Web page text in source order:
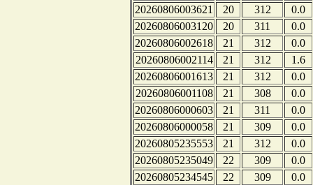
20260806003621
20 312
0.0
20260806003120
20 311
0.0
20260806002618
21 312
0.0
20260806002114
21 312
1.6
20260806001613
21 312
0.0
20260806001108
21 308
0.0
20260806000603
21 311
0.0
20260806000058
21 309
0.0
20260805235553
21 312
0.0
20260805235049
22 309
0.0
20260805234545
22 309
0.0